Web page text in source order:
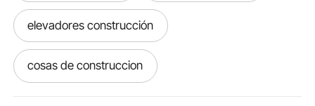
elevadores construcción
cosas de construccion